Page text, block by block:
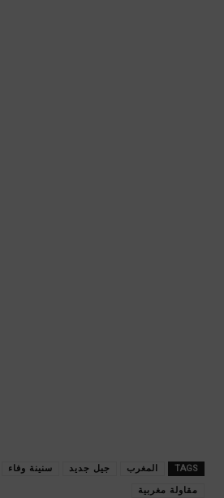
TAGS المغرب جيل جديد سنينة وفاء
مقاولة مغربية